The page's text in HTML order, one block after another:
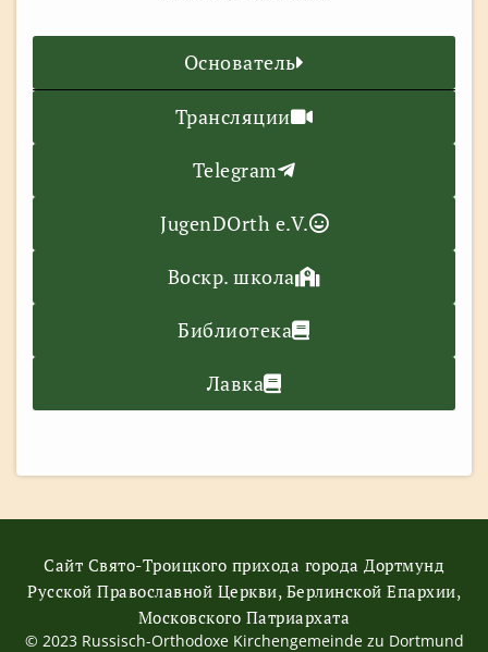
Основатель
Трансляции
Telegram
JugenDOrth e.V.
Воскр. школа
Библиотека
Лавка
Сайт Свято-Троицкого прихода города Дортмунд
Русской Православной Церкви, Берлинской Епархии,
Московского Патриархата
© 2023 Russisch-Orthodoxe Kirchengemeinde zu Dortmund